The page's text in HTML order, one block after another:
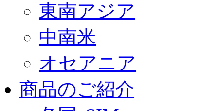
東南アジア
中南米
オセアニア
商品のご紹介